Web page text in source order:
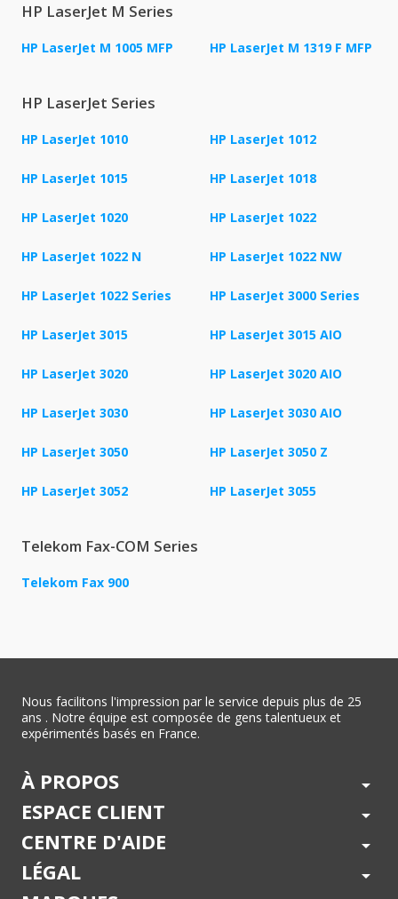
HP LaserJet M Series
HP LaserJet M 1005 MFP HP LaserJet M 1319 F MFP
HP LaserJet Series
HP LaserJet 1010 HP LaserJet 1012
HP LaserJet 1015 HP LaserJet 1018
HP LaserJet 1020 HP LaserJet 1022
HP LaserJet 1022 N HP LaserJet 1022 NW
HP LaserJet 1022 Series HP LaserJet 3000 Series
HP LaserJet 3015 HP LaserJet 3015 AIO
HP LaserJet 3020 HP LaserJet 3020 AIO
HP LaserJet 3030 HP LaserJet 3030 AIO
HP LaserJet 3050 HP LaserJet 3050 Z
HP LaserJet 3052 HP LaserJet 3055
Telekom Fax-COM Series
Telekom Fax 900
Nous facilitons l'impression par le service depuis plus de 25
ans . Notre équipe est composée de gens talentueux et
expérimentés basés en France.
À PROPOS arrow_drop_down
ESPACE CLIENT arrow_drop_down
CENTRE D'AIDE arrow_drop_down
LÉGAL arrow_drop_down